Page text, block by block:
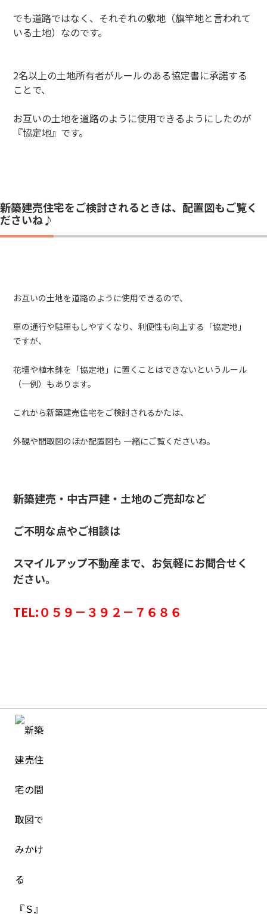
でも道路ではなく、それぞれの敷地（旗竿地と言われて
いる土地）なのです。
2名以上の土地所有者がルールのある協定書に承諾する
ことで、
お互いの土地を道路のように使用できるようにしたのが
『協定地』です。
新築建売住宅をご検討されるときは、配置図もご覧く
ださいね♪
お互いの土地を道路のように使用できるので、
車の通行や駐車もしやすくなり、利便性も向上する「協定地」
ですが、
花壇や植木鉢を「協定地」に置くことはできないという ルール
（一例）もあります。
これから新築建売住宅をご検討されるかたは、
外観や間取図のほか配置図も 一緒にご覧くださいね。
新築建売・中古戸建・土地のご売却など
ご不明な点やご相談は
スマイルアップ不動産まで、お気軽にお問合せく
ださい。
TEL:０５９－３９２－７６８６